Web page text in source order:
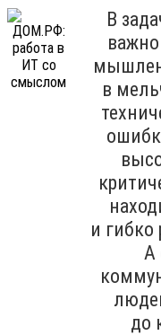
В
важно
в
и гибко
А
до